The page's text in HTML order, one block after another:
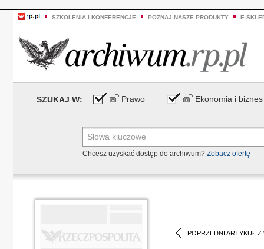
SZKOLENIA I KONFERENCJE POZNAJ NASZE PRODUKTY E-
SZUKAJ W: Prawo Ekonomia i biznes
Chcesz uzyskać dostęp do archiwum? Zobacz ofertę
POPRZEDNI ARTYKUŁ Z